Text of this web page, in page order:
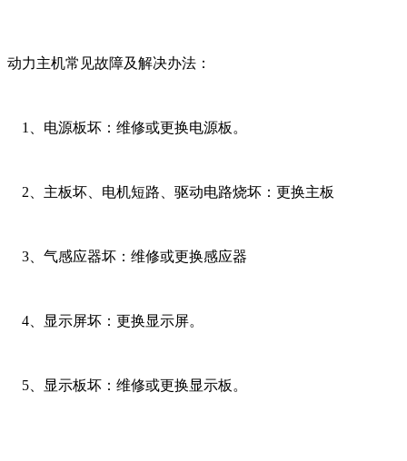
动力主机常见故障及解决办法：
1、电源板坏：维修或更换电源板。
2、主板坏、电机短路、驱动电路烧坏：更换主板
3、气感应器坏：维修或更换感应器
4、显示屏坏：更换显示屏。
5、显示板坏：维修或更换显示板。